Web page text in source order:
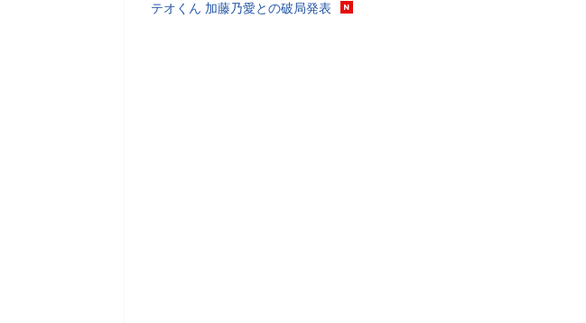
テオくん 加藤乃愛との破局発表